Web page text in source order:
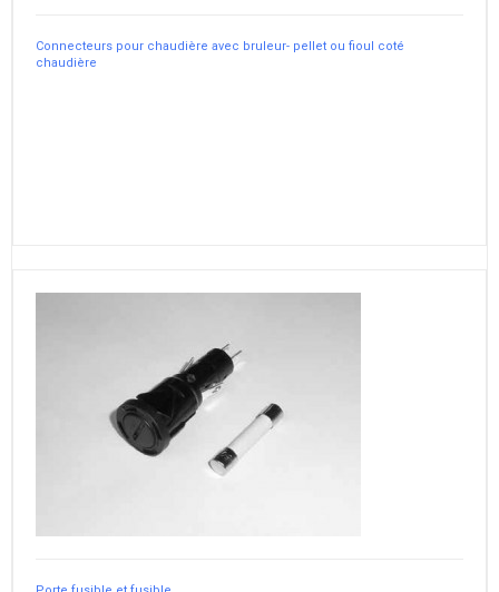
Connecteurs pour chaudière avec bruleur- pellet ou fioul coté
chaudière